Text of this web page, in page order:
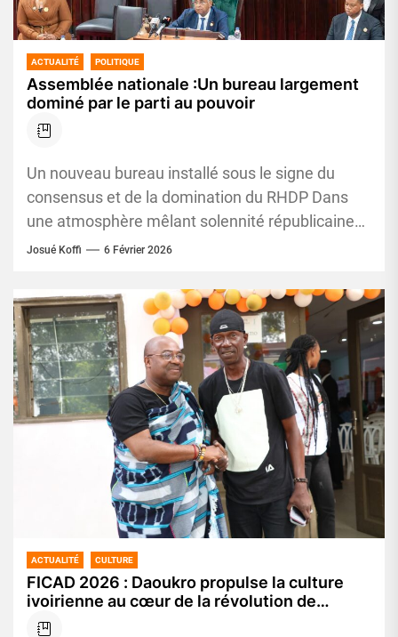
ACTUALITÉ POLITIQUE
Assemblée nationale :Un bureau largement
dominé par le parti au pouvoir
Un nouveau bureau installé sous le signe du
consensus et de la domination du RHDP Dans
une atmosphère mêlant solennité républicaine
et calculs politiques feutrés,...
Josué Koffi 6 Février 2026
ACTUALITÉ CULTURE
FICAD 2026 : Daoukro propulse la culture
ivoirienne au cœur de la révolution de
l’intelligence artificielle